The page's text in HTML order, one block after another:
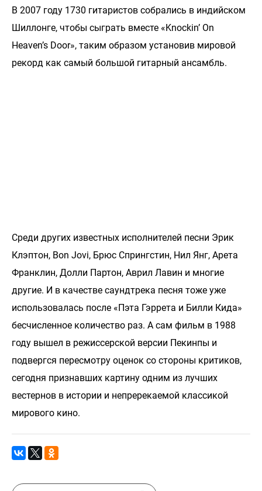
В 2007 году 1730 гитаристов собрались в индийском
Шиллонге, чтобы сыграть вместе «Knockin’ On
Heaven’s Door», таким образом установив мировой
рекорд как самый большой гитарный ансамбль.
Среди других известных исполнителей песни Эрик
Клэптон, Bon Jovi, Брюс Спрингстин, Нил Янг, Арета
Франклин, Долли Партон, Аврил Лавин и многие
другие. И в качестве саундтрека песня тоже уже
использовалась после «Пэта Гэррета и Билли Кида»
бесчисленное количество раз. А сам фильм в 1988
году вышел в режиссерской версии Пекинпы и
подвергся пересмотру оценок со стороны критиков,
сегодня признавших картину одним из лучших
вестернов в истории и непререкаемой классикой
мирового кино.